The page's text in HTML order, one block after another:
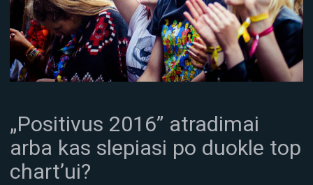
„Positivus 2016” atradimai
arba kas slepiasi po duokle top
chart’ui?